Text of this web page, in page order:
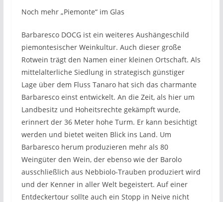
Noch mehr „Piemonte“ im Glas
Barbaresco DOCG ist ein weiteres Aushängeschild
piemontesischer Weinkultur. Auch dieser große
Rotwein trägt den Namen einer kleinen Ortschaft. Als
mittelalterliche Siedlung in strategisch günstiger
Lage über dem Fluss Tanaro hat sich das charmante
Barbaresco einst entwickelt. An die Zeit, als hier um
Landbesitz und Hoheitsrechte gekämpft wurde,
erinnert der 36 Meter hohe Turm. Er kann besichtigt
werden und bietet weiten Blick ins Land. Um
Barbaresco herum produzieren mehr als 80
Weingüter den Wein, der ebenso wie der Barolo
ausschließlich aus Nebbiolo-Trauben produziert wird
und der Kenner in aller Welt begeistert. Auf einer
Entdeckertour sollte auch ein Stopp in Neive nicht